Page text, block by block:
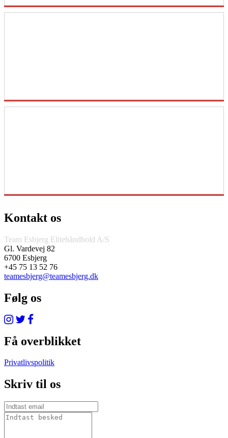
Kontakt os
Team Esbjerg Elitehåndbold A/S
Gl. Vardevej 82
6700 Esbjerg
+45 75 13 52 76
teamesbjerg@teamesbjerg.dk
Følg os
Få overblikket
Privatlivspolitik
Skriv til os